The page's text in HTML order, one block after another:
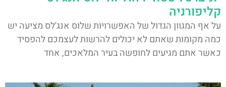
קליפורניה
על אף המגוון הגדול של האפשרויות שלוס אנג'לס מציעה יש
כמה מקומות שאתם לא יכולים להרשות לעצמכם להפסיד
כאשר אתם מגיעים לחופשה בעיר המלאכים, אחד